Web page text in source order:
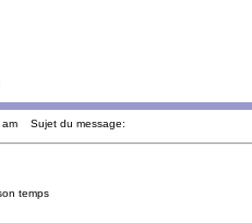
Sujet du message:
temps